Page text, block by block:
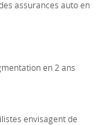
assurances auto en
en 2 ans
envisagent de